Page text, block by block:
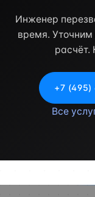
Инженер
время. Уточним
расчёт.
+7
Все